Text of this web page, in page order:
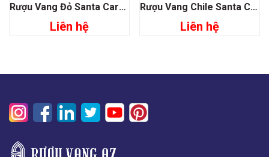
Rượu Vang Đỏ Santa Carolina Carolina Reserva Cabernet Sauvignon
Liên hệ
Rượu Vang Chile Santa Carolina Gran Reserva Chardonnay
Liên hệ